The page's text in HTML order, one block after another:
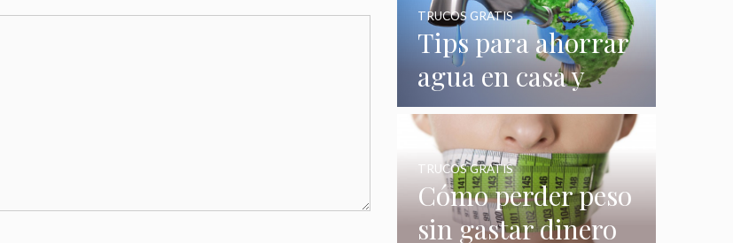
Tips para ahorrar
agua en casa y
gastar menos en
su consumo
TRUCOS GRATIS
Cómo perder peso
sin gastar dinero
TRUCOS GRATIS